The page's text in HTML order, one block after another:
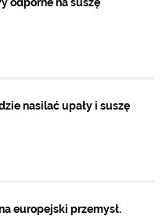
nasilać upały i suszę
europejski przemysł.